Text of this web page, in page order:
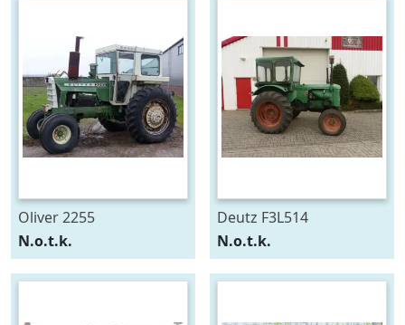
Oliver 2255
N.o.t.k.
Deutz F3L514
N.o.t.k.